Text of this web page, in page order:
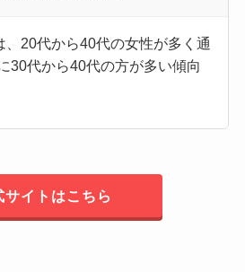
、20代から40代の女性が多く通
30代から40代の方が多い傾向
サイトはこちら